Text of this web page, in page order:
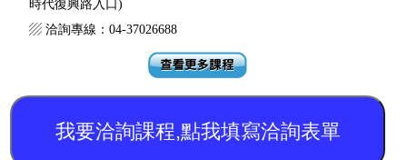
時代復興路入口)
▨ 洽詢專線：04-37026688
我要洽詢課程,點我填寫洽詢表單